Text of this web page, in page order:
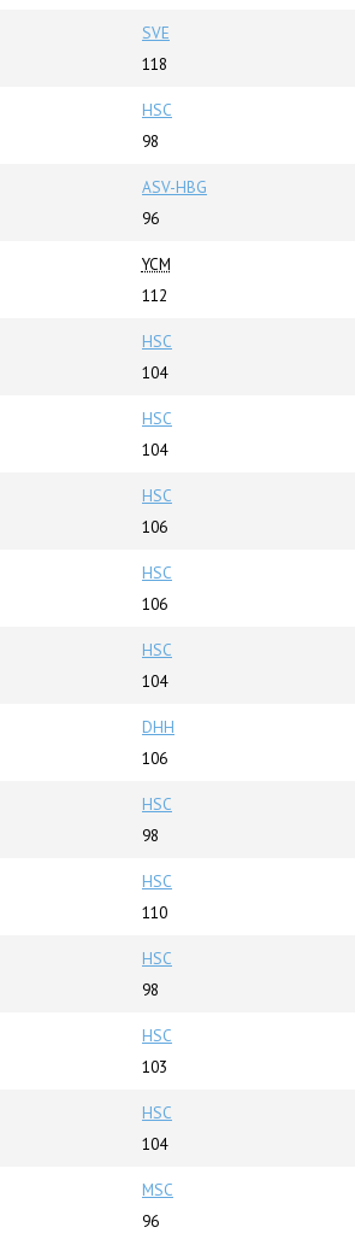
SVE
118
HSC
98
ASV-HBG
96
YCM
112
HSC
104
HSC
104
HSC
106
HSC
106
HSC
104
DHH
106
HSC
98
HSC
110
HSC
98
HSC
103
HSC
104
MSC
96